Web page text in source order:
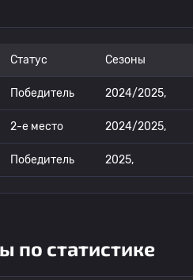
Статус Сезоны
Победитель 2024/2025,
2-е место 2024/2025,
Победитель 2025,
по статистике